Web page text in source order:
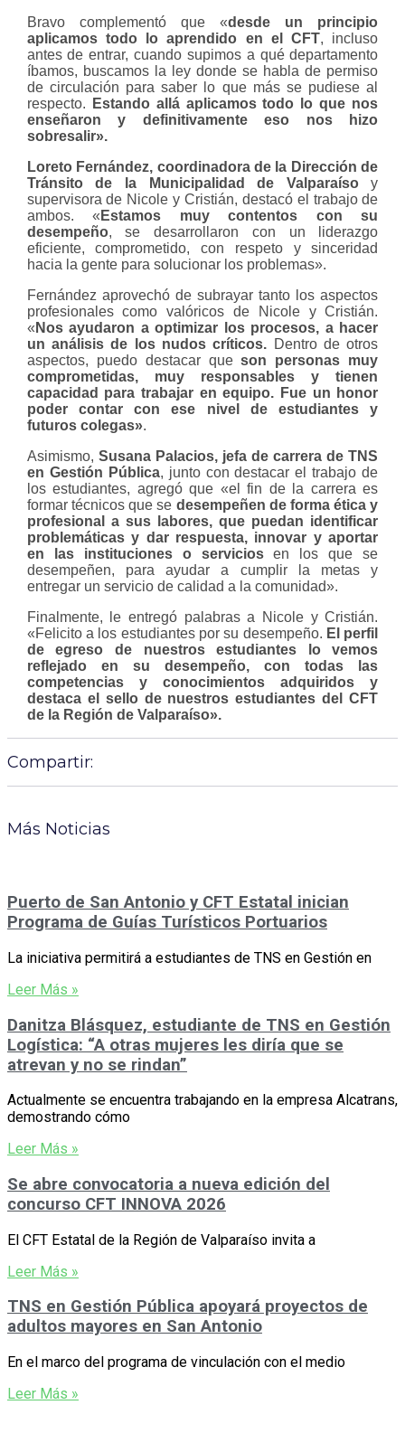
Bravo complementó que «desde un principio
aplicamos todo lo aprendido en el CFT, incluso
antes de entrar, cuando supimos a qué departamento
íbamos, buscamos la ley donde se habla de permiso
de circulación para saber lo que más se pudiese al
respecto.
Estando allá aplicamos todo lo que nos
enseñaron y definitivamente eso nos hizo
sobresalir».
Loreto Fernández, coordinadora de la Dirección de
Tránsito de la Municipalidad de Valparaísoy
supervisora de Nicole y Cristián, destacó el trabajo de
ambos. « Estamos muy contentos con su
desempeño, se desarrollaron con un liderazgo
eficiente, comprometido, con respeto y sinceridad
hacia la gente para solucionar los problemas».
Fernández aprovechó de subrayar tanto los aspectos
profesionales como valóricos de Nicole y Cristián.
« Nos ayudaron a optimizar los procesos, a hacer
un análisis de los nudos críticos. Dentro de otros
aspectos, puedo destacar queson personas muy
comprometidas, muy responsables y tienen
capacidad para trabajar en equipo. Fue un honor
poder contar con ese nivel de estudiantes y
futuros colegas».
Asimismo, Susana Palacios, jefa de carrera de TNS
en Gestión Pública, junto con destacar el trabajo de
los estudiantes, agregó que «el fin de la carrera es
formar técnicos que se desempeñen de forma ética y
profesional a sus labores, que puedan identificar
problemáticas y dar respuesta, innovar y aportar
en las instituciones o serviciosen los que se
desempeñen, para ayudar a cumplir la metas y
entregar un servicio de calidad a la comunidad».
Finalmente, le entregó palabras a Nicole y Cristián.
«Felicito a los estudiantes por su desempeño. El perfil
de egreso de nuestros estudiantes lo vemos
reflejado en su desempeño, con todas las
competencias y conocimientos adquiridos y
destaca el sello de nuestros estudiantes del CFT
de la Región de Valparaíso».
Compartir:
Más Noticias
Puerto de San Antonio y CFT Estatal inician
Programa de Guías Turísticos Portuarios
La iniciativa permitirá a estudiantes de TNS en Gestión en
Leer Más »
Danitza Blásquez, estudiante de TNS en Gestión
Logística: “A otras mujeres les diría que se
atrevan y no se rindan”
Actualmente se encuentra trabajando en la empresa Alcatrans,
demostrando cómo
Leer Más »
Se abre convocatoria a nueva edición del
concurso CFT INNOVA 2026
El CFT Estatal de la Región de Valparaíso invita a
Leer Más »
TNS en Gestión Pública apoyará proyectos de
adultos mayores en San Antonio
En el marco del programa de vinculación con el medio
Leer Más »